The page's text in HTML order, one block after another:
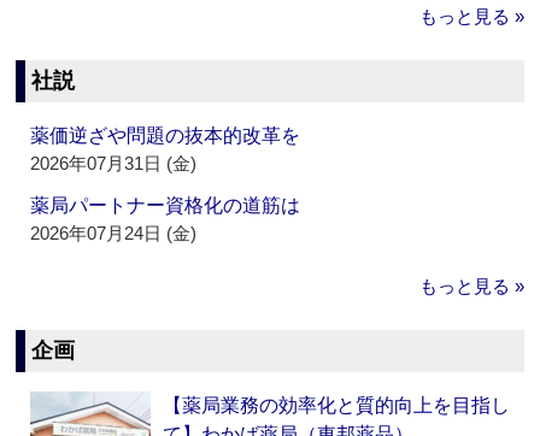
もっと見る »
社説
薬価逆ざや問題の抜本的改革を
2026年07月31日 (金)
薬局パートナー資格化の道筋は
2026年07月24日 (金)
もっと見る »
企画
【薬局業務の効率化と質的向上を目指し